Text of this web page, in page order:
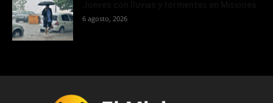
6 agosto, 2026